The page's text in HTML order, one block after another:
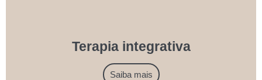
Terapia integrativa
Saiba mais